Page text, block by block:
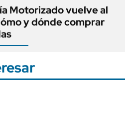
Motorizado vuelve al
y dónde comprar